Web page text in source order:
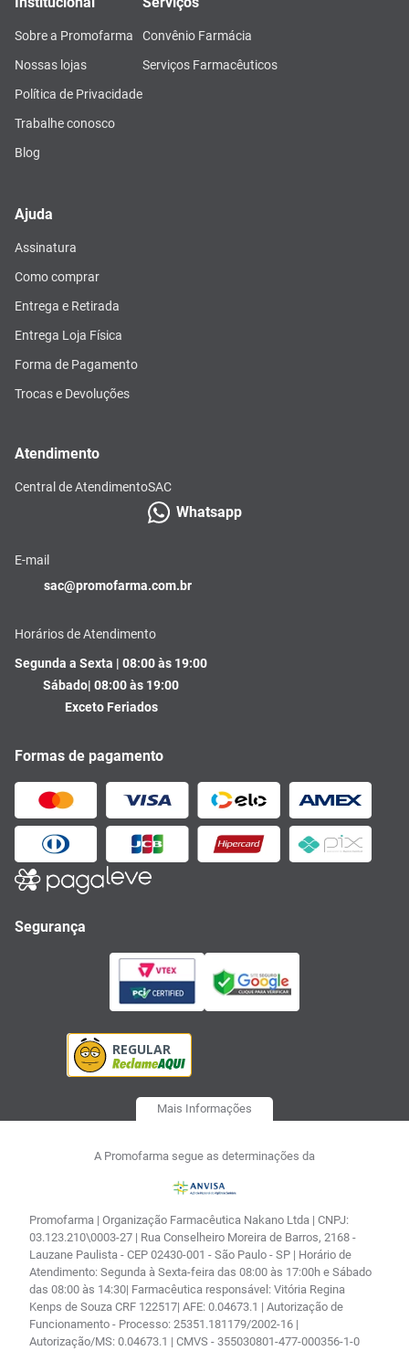
Sobre a Promofarma
Nossas lojas
Política de Privacidade
Trabalhe conosco
Blog
Convênio Farmácia
Serviços Farmacêuticos
Ajuda
Assinatura
Como comprar
Entrega e Retirada
Entrega Loja Física
Forma de Pagamento
Trocas e Devoluções
Atendimento
Central de AtendimentoSAC
Whatsapp
E-mail
sac@promofarma.com.br
Horários de Atendimento
Segunda a Sexta | 08:00 às 19:00
Sábado| 08:00 às 19:00
Exceto Feriados
Formas de pagamento
Segurança
Mais Informações
A Promofarma segue as determinações da
Promofarma | Organização Farmacêutica Nakano Ltda | CNPJ:
03.123.210\0003-27 | Rua Conselheiro Moreira de Barros, 2168 -
Lauzane Paulista - CEP 02430-001 - São Paulo - SP | Horário de
Atendimento: Segunda à Sexta-feira das 08:00 às 17:00h e Sábado
das 08:00 às 14:30| Farmacêutica responsável: Vitória Regina
Kenps de Souza CRF 122517| AFE: 0.04673.1 | Autorização de
Funcionamento - Processo: 25351.181179/2002-16 |
Autorização/MS: 0.04673.1 | CMVS - 355030801-477-000356-1-0